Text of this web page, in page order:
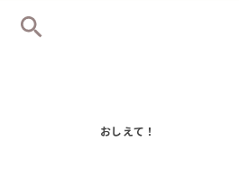
おしえて！